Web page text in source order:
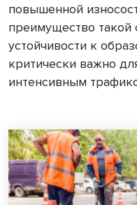
повышенной
преимущество такой
устойчивости к
критически важно
интенсивным